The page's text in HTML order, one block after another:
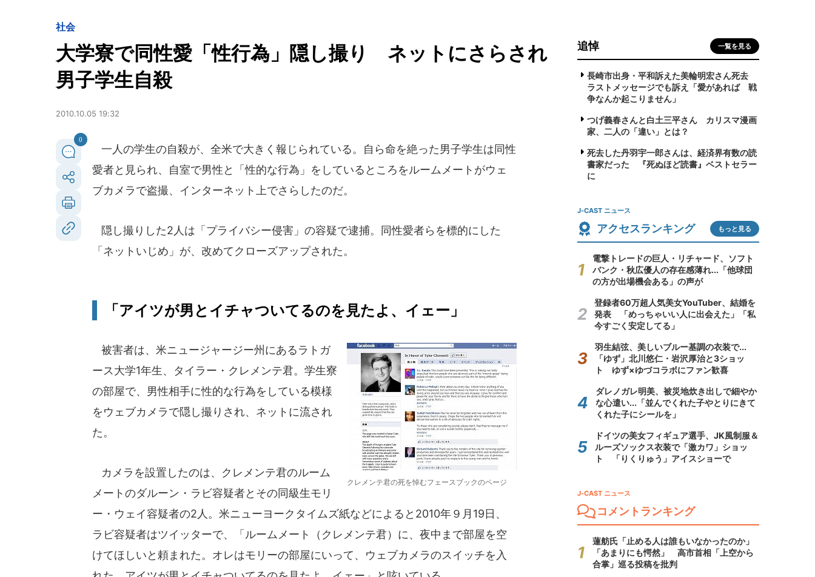
社会
大学寮で同性愛「性行為」隠し撮り ネットにさらされ
男子学生自殺
2010.10.05 19:32
0
一人の学生の自殺が、全米で大きく報じられている。自ら命を絶った男子学生は同性
愛者と見られ、自室で男性と「性的な行為」をしているところをルームメートがウェ
ブカメラで盗撮、インターネット上でさらしたのだ。
隠し撮りした2人は「プライバシー侵害」の容疑で逮捕。同性愛者らを標的にした
「ネットいじめ」が、改めてクローズアップされた。
「アイツが男とイチャついてるのを見たよ、イェー」
クレメンテ君の死を悼むフェースブックのページ
被害者は、米ニュージャージー州にあるラトガ
ース大学1年生、タイラー・クレメンテ君。学生寮
の部屋で、男性相手に性的な行為をしている模様
をウェブカメラで隠し撮りされ、ネットに流され
た。
カメラを設置したのは、クレメンテ君のルーム
メートのダルーン・ラビ容疑者とその同級生モリ
ー・ウェイ容疑者の2人。米ニューヨークタイムズ紙などによると2010年９月19日、
ラビ容疑者はツイッターで、「ルームメート（クレメンテ君）に、夜中まで部屋を空
けてほしいと頼まれた。オレはモリーの部屋にいって、ウェブカメラのスイッチを入
追悼 一覧を見る
長崎市出身・平和訴えた美輪明宏さん死去
ラストメッセージでも訴え「愛があれば 戦
争なんか起こりません」
つげ義春さんと白土三平さん カリスマ漫画
家、二人の「違い」とは？
死去した丹羽宇一郎さんは、経済界有数の読
書家だった 『死ぬほど読書』ベストセラー
に
J-CAST ニュース
アクセスランキング もっと見る
電撃トレードの巨人・リチャード、ソフト
バンク・秋広優人の存在感薄れ...「他球団
の方が出場機会ある」の声が
登録者60万超人気美女YouTuber、結婚を
発表 「めっちゃいい人に出会えた」「私
今すごく安定してる」
羽生結弦、美しいブルー基調の衣装で...
「ゆず」北川悠仁・岩沢厚治と3ショッ
ト ゆず×ゆづコラボにファン歓喜
ダレノガレ明美、被災地炊き出しで細やか
な心遣い...「並んでくれた子やとりにきて
くれた子にシールを」
ドイツの美女フィギュア選手、JK風制服＆
ルーズソックス衣装で「激カワ」ショッ
ト 「りくりゅう」アイスショーで
J-CAST ニュース
コメントランキング
蓮舫氏「止める人は誰もいなかったのか」
「あまりにも愕然」 高市首相「上空から
合掌」巡る投稿を批判